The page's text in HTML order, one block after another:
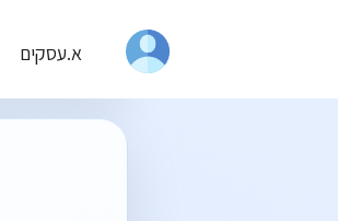
א.עסקים